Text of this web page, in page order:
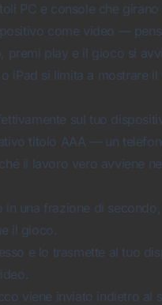
PC e console che
come video —
play e il gioco si
iPad si limita a mostrare
sul tuo
titolo AAA — un
il lavoro vero avviene
una frazione di
il gioco.
e lo trasmette al tuo
viene inviato indietro al